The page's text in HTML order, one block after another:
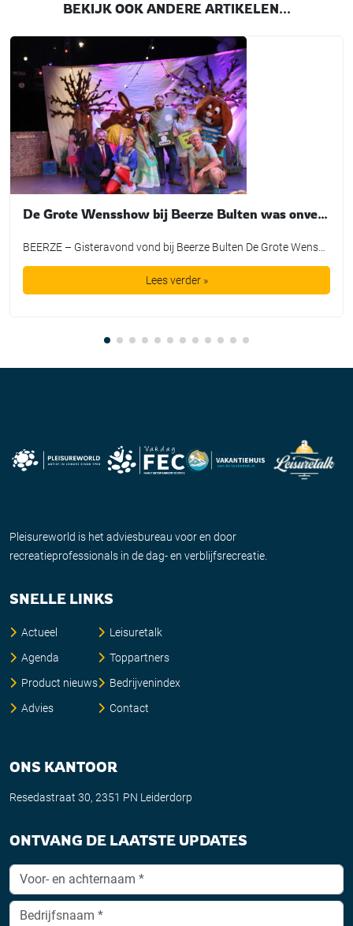
BEKIJK OOK ANDERE ARTIKELEN...
De Grote Wensshow bij Beerze Bulten was onvergetelijk
Lees verder »
Pleisureworld is het adviesbureau voor en door
recreatieprofessionals in de dag- en verblijfsrecreatie.
SNELLE LINKS
Actueel
Agenda
Product nieuws
Advies
Leisuretalk
Toppartners
Bedrijvenindex
Contact
ONS KANTOOR
Resedastraat 30, 2351 PN Leiderdorp
ONTVANG DE LAATSTE UPDATES